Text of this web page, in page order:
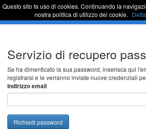
contenuto
Sportello Unico
Servizio di recupero
Se ha dimenticato la sua password, inserisca qui
registrarsi e le verranno inviate nuove credenziali
Indirizzo email
Richiedi password
Questo sito fa uso di cookies. Continuando la
nostra politica di utilizzo dei cookie.